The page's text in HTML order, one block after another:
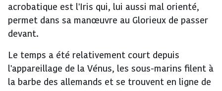
acrobatique est l'Iris qui, lui aussi mal orienté,
permet dans sa manœuvre au Glorieux de passer
devant.
Le temps a été relativement court depuis
l'appareillage de la Vénus, les sous-marins filent à
la barbe des allemands et se trouvent en ligne de